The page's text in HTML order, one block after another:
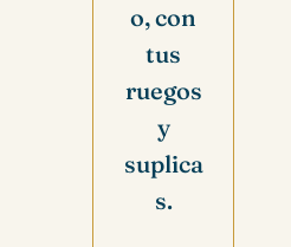
o, con
tus
ruegos
y
suplica
s.